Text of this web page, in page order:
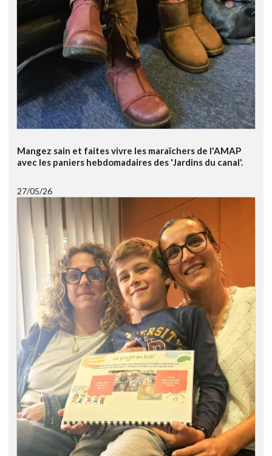
Mangez sain et faites vivre les maraîchers de l'AMAP
avec les paniers hebdomadaires des 'Jardins du canal'.
27/05/26